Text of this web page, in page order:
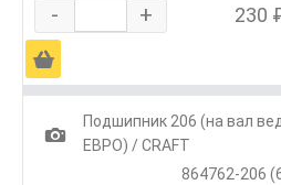
- + 230
Ä
1
Подшипник 206 (на вал
ЕВРО) / CRAFT
864762-206